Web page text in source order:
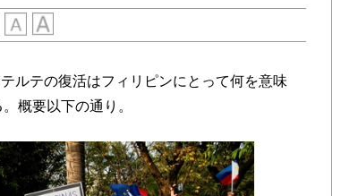
ルテの復活はフィリピンにとって何を意味
概要以下の通り。